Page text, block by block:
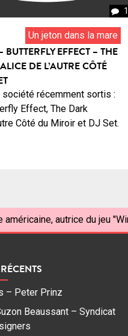
1
Un jeton dans la mare
EFFECT – THE
DE L’AUTRE CÔTÉ
récemment sortis :
Effect, The Dark
Côté du Miroir et DJ Set.
américaine, autrice du jeu
– Peter Prinz
Beaussant – Syndicat